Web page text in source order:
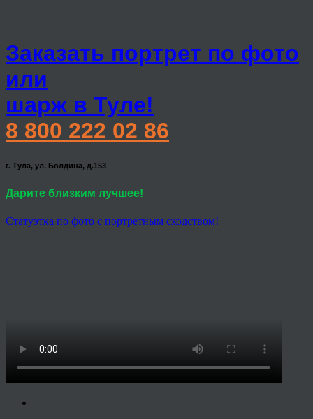
Заказать портрет по фото
или
шарж в Туле!
8 800 222 02 86
г. Тула, ул. Болдина, д.153
Дарите близким лучшее!
Статуэтка по фото с портретным сходством!